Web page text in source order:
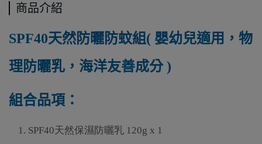
商品介紹
SPF40天然防曬防蚊組( 嬰幼兒適用，物
理防曬乳，海洋友善成分 )
組合品項 ：
1. SPF40天然保濕防曬乳 120g x 1